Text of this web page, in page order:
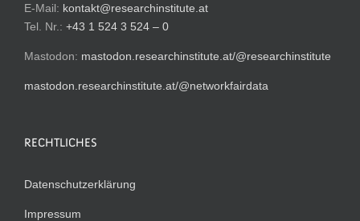
E-Mail: kontakt@researchinstitute.at
Tel. Nr.: +43 1 524 3 524 – 0
Mastodon: mastodon.researchinstitute.at/@researchinstitute
mastodon.researchinstitute.at/@networkfairdata
RECHTLICHES
Datenschutzerklärung
Impressum